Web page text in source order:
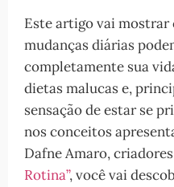
Este artigo vai mostrar
mudanças diárias
completamente sua
dietas malucas e,
sensação de estar se
nos conceitos
Dafne Amaro,
Rotina”, você vai